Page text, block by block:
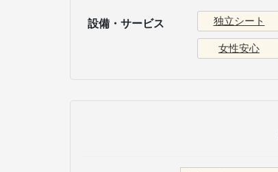
設備・サービス 独立シート
女性安心